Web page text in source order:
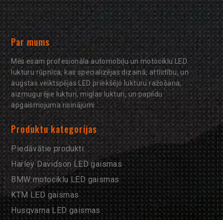
Par mums
Mēs esam profesionāla automobiļu un motociklu LED
lukturu rūpnīca, kas specializējas dizainā, attīstību, un
augstas veiktspējas LED priekšējo lukturu ražošana,
aizmugurējie lukturi, miglas lukturi, un papildu
apgaismojuma risinājumi.
Produktu kategorijas
Piedāvātie produkti
Harley Davidson LED gaismas
BMW motociklu LED gaismas
KTM LED gaismas
Husqvarna LED gaismas